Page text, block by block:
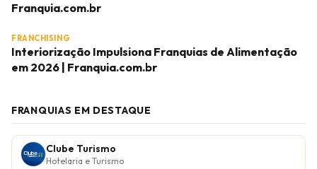
Franquia.com.br
FRANCHISING
Interiorização Impulsiona Franquias de Alimentação
em 2026 | Franquia.com.br
FRANQUIAS EM DESTAQUE
Clube Turismo
Hotelaria e Turismo